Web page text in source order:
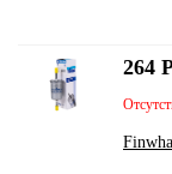
264